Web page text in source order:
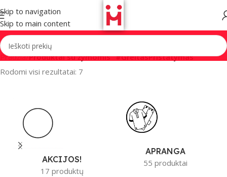
Skip to navigation
Skip to main content
Pradžia/Produktai su žymomis “#GreitasPristatymas”
Rodomi visi rezultatai: 7
AKCIJOS!
17 produktų
APRANGA
55 produktai